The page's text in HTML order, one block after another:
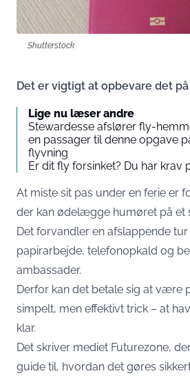
Shutterstock
Det er vigtigt at opbevare det
Lige nu læser andre
Stewardesse afslører fly-
en passager til denne opgave
flyvning
Er dit fly forsinket? Du har krav
At miste sit pas under en ferie er
der kan ødelægge humøret på et
Det forvandler en afslappende
papirarbejde, telefonopkald og
ambassader.
Derfor kan det betale sig at være
simpelt, men effektivt trick – at
klar.
Det skriver mediet Futurezone,
guide til, hvordan det gøres